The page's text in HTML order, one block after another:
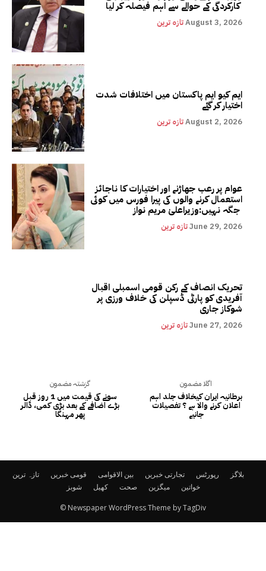
کارکردگی کے حوالے سے اہم فیصلہ کر لیا
تازہ ترینAugust 3, 2026
ایم کیو ایم پاکستان میں اختلافات شدت
اختیار کر گئے
تازہ ترینAugust 2, 2026
عوام پر رعب جھاڑنے اور اختیارات کا ناجائز
استعمال کرنے والوں کی پیرا فورس میں کوئی
تازہ ترینJune 29, 2026
تحریک انصاف کے رکن قومی اسمبلی اقبال
آفریدی کو پارٹی ڈسپلن کی خلاف ورزی پر
شوکاز جاری
تازہ ترینJune 27, 2026
گزشتہ مضمون
سونے کی قیمت میں 1 روز قبل
بڑے اضافے کے بعد بڑی کمی، ڈالر
پھر مہنگا
اگلا مضمون
برطانیہ ایران کیخلاف جلد اہم
اعلان کرنے والا ہے ؟ تفصیلات
جانیے
تازہ ترین قومی خبریں بین الاقوامی تجارتی خبریں رپورٹس
بلاگز
شوبز
کھیل صحت میگزین خواتین
© Newspaper WordPress Theme by TagDiv